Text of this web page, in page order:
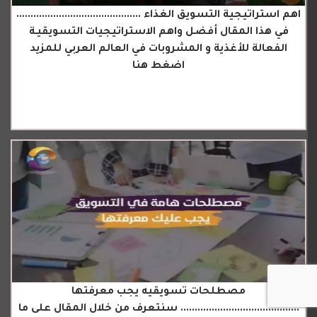
اهم استراتيجية التسويق الغذاء ............................................
في هذا المقال أفضل واهم الاستراتيجيات التسويقيـة
الفعالة للأغذية و المشروبات في العالم العربي للمزيد
اضغط هنا
مصطلحات تسويقيه يجب معرفتها
.......................................... سنتعرف من خلال المقال على ما